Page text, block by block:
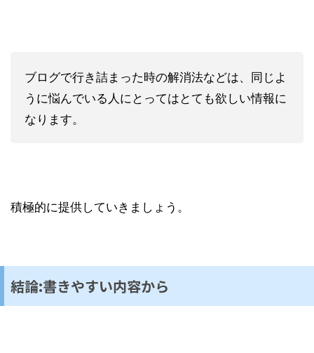
ブログで行き詰まった時の解消法などは、同じよ
うに悩んでいる人にとってはとても欲しい情報に
なります。
積極的に提供していきましょう。
結論:書きやすい内容から